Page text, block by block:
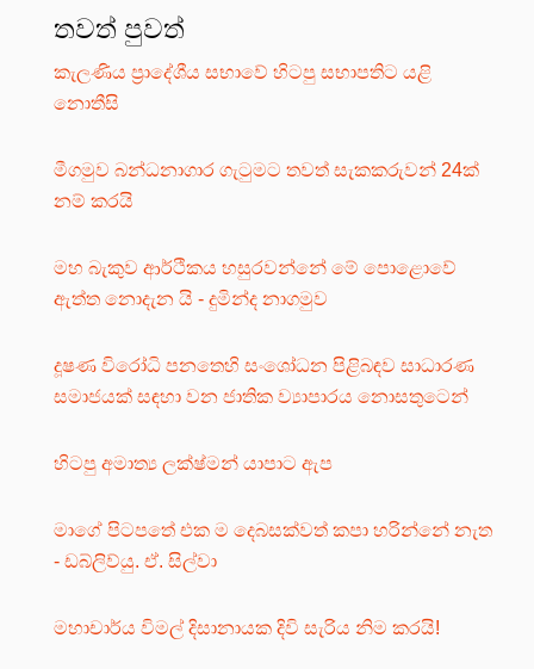
තවත් පුවත්
කැලණිය ප්‍රාදේශීය සභාවේ හිටපු සභාපතිට යළි
නොතීසි
මීගමුව බන්ධනාගාර ගැටුමට තවත් සැකකරුවන් 24ක්
නම් කරයි
මහ බැකුව ආර්ථිකය හසුරවන්නේ මේ පොළොවේ
ඇත්ත නොදැන යි - දුමින්ද නාගමුව
දූෂණ විරෝධි පනතෙහි සංශෝධන පිළිබඳව සාධාරණ
සමාජයක් සඳහා වන ජාතික ව්‍යාපාරය නොසතුටෙන්
හිටපු අමාත්‍ය ලක්ෂ්මන් යාපාට ඇප
මාගේ පිටපතේ එක ම දෙබසක්වත් කපා හරින්නේ නැත
- ඩබ්ලිව්යු. ඒ. සිල්වා
මහාචාර්ය විමල් දිසානායක දිවි සැරිය නිම කරයි!